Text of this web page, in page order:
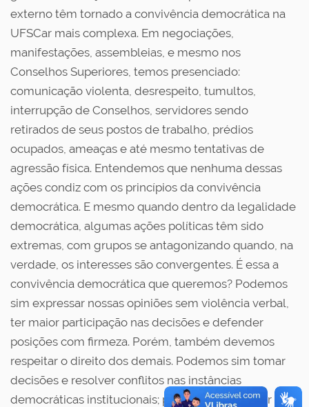
externo têm tornado a convivência democrática na
UFSCar mais complexa. Em negociações,
manifestações, assembleias, e mesmo nos
Conselhos Superiores, temos presenciado:
comunicação violenta, desrespeito, tumultos,
interrupção de Conselhos, servidores sendo
retirados de seus postos de trabalho, prédios
ocupados, ameaças e até mesmo tentativas de
agressão física. Entendemos que nenhuma dessas
ações condiz com os princípios da convivência
democrática. E mesmo quando dentro da legalidade
democrática, algumas ações políticas têm sido
extremas, com grupos se antagonizando quando, na
verdade, os interesses são convergentes. É essa a
convivência democrática que queremos? Podemos
sim expressar nossas opiniões sem violência verbal,
ter maior participação nas decisões e defender
posições com firmeza. Porém, também devemos
respeitar o direito dos demais. Podemos sim tomar
decisões e resolver conflitos nas instâncias
democráticas institucionais; podemos sim acatar e